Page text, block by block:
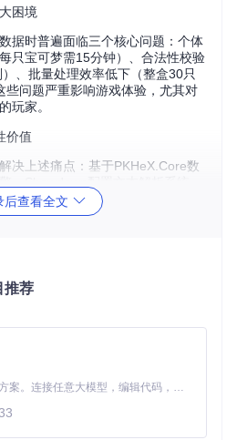
困境
据时普遍面临三个核心问题：个体
只宝可梦需15分钟）、合法性校验
、批量处理效率低下（整盒30只
些问题严重影响游戏体验，尤其对
玩家。
价值
决上述痛点：基于PKHeX.Core数
测试表明，使用插件后宝可梦生成
率降至0.3%以下，彻底释放训练师
决方案文件，右键点击AutoLegal
译完成（预期结果：输出窗口显
后查看全文
推荐
Claude Code 的开源替代方案。连接任意大模型，编辑代码，运行命令，自动验证 — 全自动执行。用 Rust 构建，极致性能。 ｜ An open-source alternative to Claude Code. Connect any LLM, edit code, run commands, and verify changes — autonomously. Built in Rust for speed. Get Started